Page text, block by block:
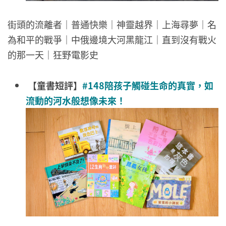
街頭的流離者｜普通快樂｜神靈越界｜上海尋夢｜名
為和平的戰爭｜中俄邊境大河黑龍江｜直到沒有戰火
的那一天｜狂野電影史
【童書短評】 #148陪孩子觸碰生命的真實，如
流動的河水般想像未來！